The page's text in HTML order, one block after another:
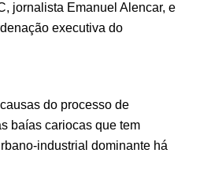
jornalista Emanuel Alencar, e
executiva do
do processo de
baías cariocas que tem
industrial dominante há